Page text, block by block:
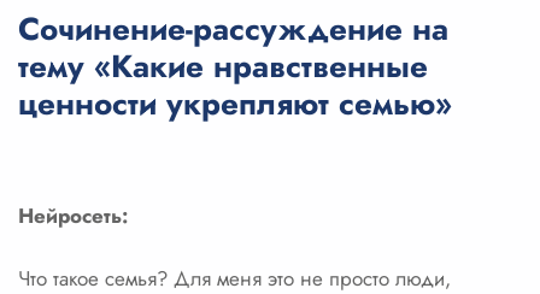
Вход
Вход с Telegram
Сочинение-рассуждение на
тему «Какие нравственные
ценности укрепляют семью»
Нейросеть:
Что такое семья? Для меня это не просто люди,